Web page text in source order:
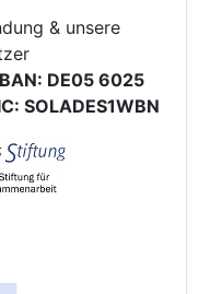
& unsere
DE05 6025
SOLADES1WBN